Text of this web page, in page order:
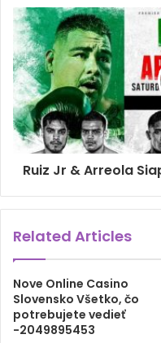
santunan yang diberikan
semangat penerima di
“Harapan saya tentu
pada pembagian
bisa mengadakan acara
Kemenkes maupun
Sumber : Biro
Kementerian Kesehatan
Dedet Oscar
Ruiz Jr & Arreola
Related Articles
Nove Online Casino
Slovensko Všetko, čo
potrebujete vedieť
-2049895453